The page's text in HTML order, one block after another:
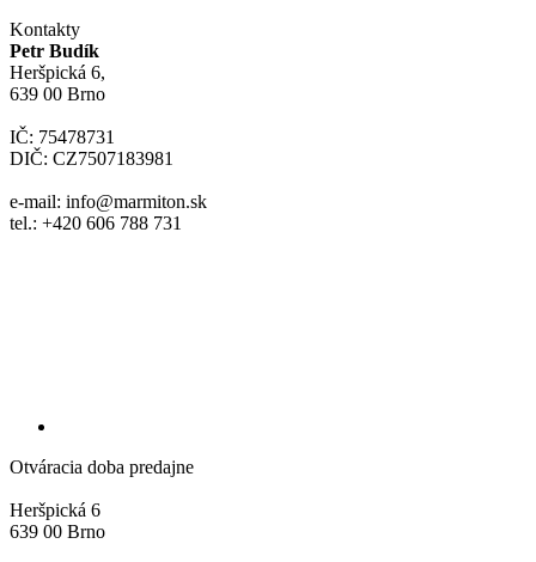
Kontakty
Petr Budík
Heršpická 6,
639 00 Brno
IČ: 75478731
DIČ: CZ7507183981
e-mail: info@marmiton.sk
tel.: +420 606 788 731
Otváracia doba predajne
Heršpická 6
639 00 Brno